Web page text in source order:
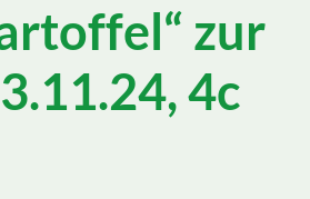
zur
4c